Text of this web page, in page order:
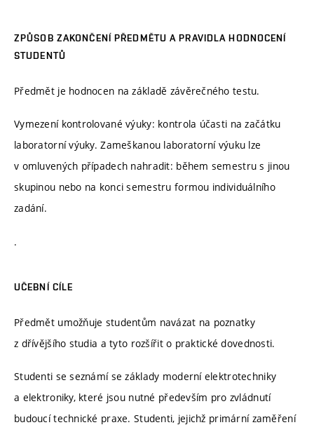
ZPŮSOB ZAKONČENÍ PŘEDMĚTU A PRAVIDLA HODNOCENÍ
STUDENTŮ
Předmět je hodnocen na základě závěrečného testu.
Vymezení kontrolované výuky: kontrola účasti na začátku
laboratorní výuky. Zameškanou laboratorní výuku lze
v omluvených případech nahradit: během semestru s jinou
skupinou nebo na konci semestru formou individuálního
zadání.
.
UČEBNÍ CÍLE
Předmět umožňuje studentům navázat na poznatky
z dřívějšího studia a tyto rozšířit o praktické dovednosti.
Studenti se seznámí se základy moderní elektrotechniky
a elektroniky, které jsou nutné především pro zvládnutí
budoucí technické praxe. Studenti, jejichž primární zaměření